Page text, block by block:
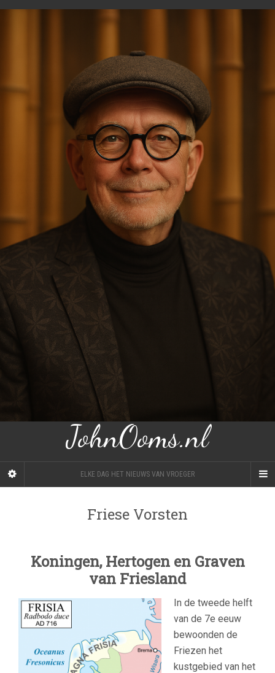
JohnOoms.nl
ELKE DAG HET NIEUWS VAN VROEGER
Friese Vorsten
Koningen, Hertogen en Graven
van Friesland
In de tweede helft
van de 7e eeuw
bewoonden de
Friezen het
kustgebied van het